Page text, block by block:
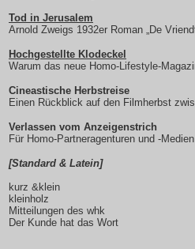
Tod in Jerusalem
Arnold Zweigs 1932er Roman „De
Hochgestellte Klodeckel
Warum das neue Homo-Lifestyle-
Cineastische Herbstreise
Einen Rückblick auf den Filmherbst
Verlassen vom Anzeigenstrich
Für Homo-Partneragenturen und -
[Standard & Latein]
kurz &klein
kleinholz
Mitteilungen des whk
Der Kunde hat das Wort